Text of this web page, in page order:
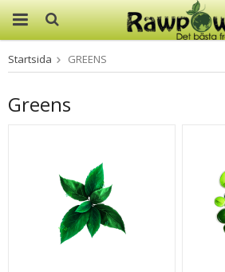
varukorgen
Startsida GREENS
Greens